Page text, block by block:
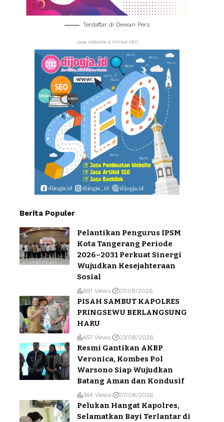
Terdaftar di Dewan Pers
Jasa Website & Artikel SEO
Berita Populer
Pelantikan Pengurus IPSM
Kota Tangerang Periode
2026–2031 Perkuat Sinergi
Wujudkan Kesejahteraan
Sosial
691 Views 07/08/2026
PISAH SAMBUT KAPOLRES
PRINGSEWU BERLANGSUNG
HARU
457 Views 03/08/2026
Resmi Gantikan AKBP
Veronica, Kombes Pol
Warsono Siap Wujudkan
Batang Aman dan Kondusif
344 Views 07/08/2026
Pelukan Hangat Kapolres,
Selamatkan Bayi Terlantar di